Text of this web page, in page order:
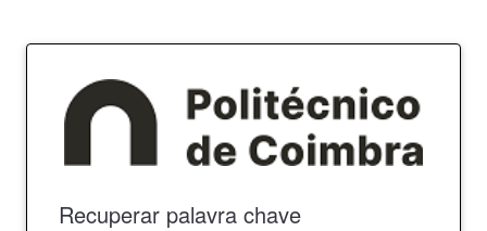
Recuperar palavra chave